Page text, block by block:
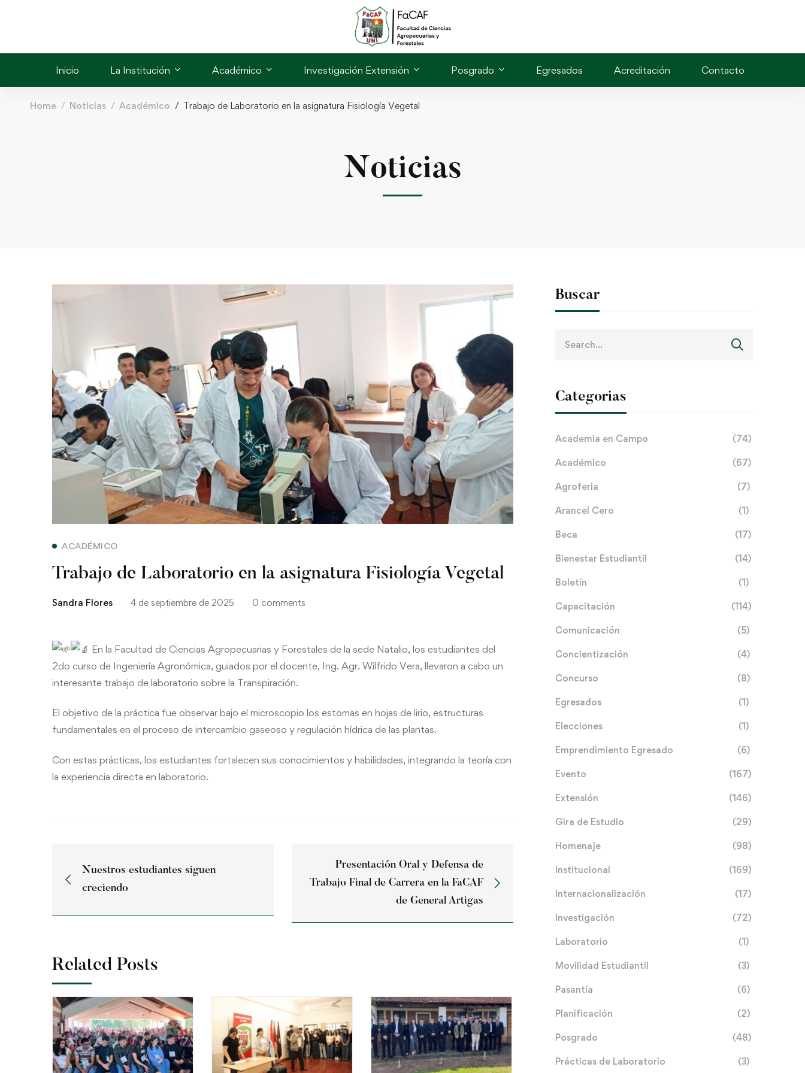
Inicio La Institución Académico Investigación Extensión Posgrado Egresados Acreditación Contacto
Home Noticias Académico Trabajo de Laboratorio en la asignatura Fisiología Vegetal
Noticias
Trabajo
Laboratorio
en
la
asignatura
Fisiología
Vegetal
ACADÉMICO
Trabajo de Laboratorio en la asignatura Fisiología Vegetal
Sandra Flores 4 de septiembre de 2025 0 comments
En la Facultad de Ciencias Agropecuarias y Forestales de la sede Natalio, los estudiantes del
2do curso de Ingeniería Agronómica, guiados por el docente, Ing. Agr. Wilfrido Vera, llevaron a cabo un
interesante trabajo de laboratorio sobre la Transpiración.
El objetivo de la práctica fue observar bajo el microscopio los estomas en hojas de lirio, estructuras
fundamentales en el proceso de intercambio gaseoso y regulación hídrica de las plantas.
Con estas prácticas, los estudiantes fortalecen sus conocimientos y habilidades, integrando la teoría con
la experiencia directa en laboratorio.
Nuestros estudiantes siguen
creciendo
Presentación Oral y Defensa de
Trabajo Final de Carrera en la FaCAF
de General Artigas
Related Posts
Buscar
Categorias
Academia en Campo (74)
Académico (67)
Agroferia (7)
Arancel Cero (1)
Beca (17)
Bienestar Estudiantil (14)
Boletín (1)
Capacitación (114)
Comunicación (5)
Concientización (4)
Concurso (8)
Egresados (1)
Elecciones (1)
Emprendimiento Egresado (6)
Evento (167)
Extensión (146)
Gira de Estudio (29)
Homenaje (98)
Institucional (169)
Internacionalización (17)
Investigación (72)
Laboratorio (1)
Movilidad Estudiantil (3)
Pasantía (6)
Planificación (2)
Posgrado (48)
Prácticas de Laboratorio (3)